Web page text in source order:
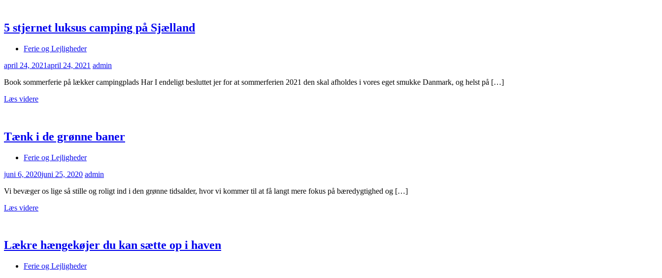
5 stjernet luksus camping på Sjælland
Ferie og Lejligheder
april 24, 2021april 24, 2021 admin
Book sommerferie på lækker campingplads Har I endeligt besluttet jer for at sommerferien 2021 den skal afholdes i vores eget smukke Danmark, og helst på […]
Læs videre
Tænk i de grønne baner
Ferie og Lejligheder
juni 6, 2020juni 25, 2020 admin
Vi bevæger os lige så stille og roligt ind i den grønne tidsalder, hvor vi kommer til at få langt mere fokus på bæredygtighed og […]
Læs videre
Lækre hængekøjer du kan sætte op i haven
Ferie og Lejligheder